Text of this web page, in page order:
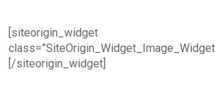
[siteorigin_widget
[/siteorigin_widget]